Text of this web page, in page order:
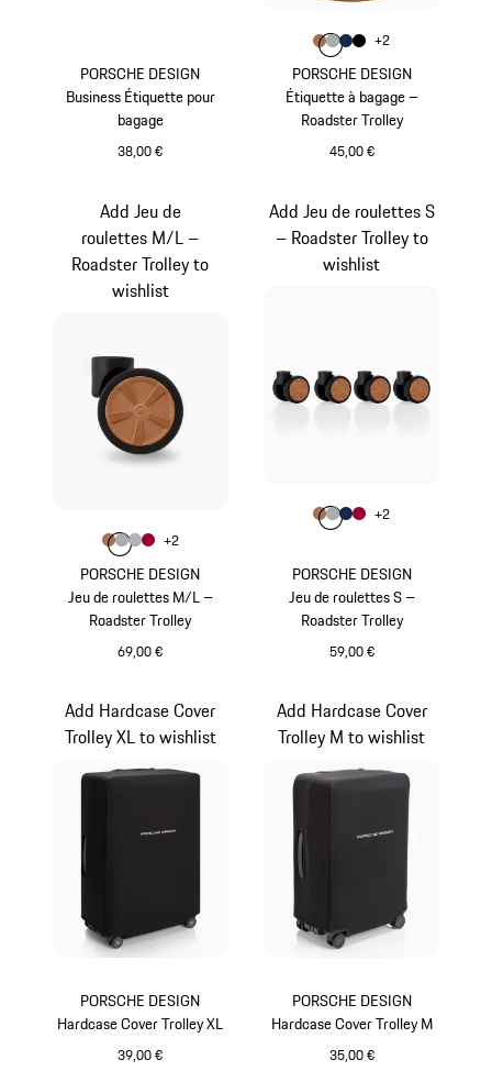
PORSCHE DESIGN
Business Étiquette pour
bagage
38,00 €
PORSCHE DESIGN
Étiquette à bagage –
Roadster Trolley
45,00 €
Couleur
Couleur Cognac
CouleurGris
Couleur
Couleur
+2
PORSCHE DESIGN
Jeu de roulettes M/L –
Roadster Trolley
69,00 €
Add Jeu de
roulettes M/L –
Roadster Trolley to
wishlist
Couleur
Couleur Cognac
CouleurGris
Couleur
Couleur
+2
PORSCHE DESIGN
Jeu de roulettes S –
Roadster Trolley
59,00 €
Add Jeu de roulettes S
– Roadster Trolley to
wishlist
Couleur
Couleur Cognac
CouleurGris
Couleur
Couleur
+2
PORSCHE DESIGN
Hardcase Cover Trolley XL
39,00 €
Add Hardcase Cover
Trolley XL to wishlist
PORSCHE DESIGN
Hardcase Cover Trolley M
35,00 €
Add Hardcase Cover
Trolley M to wishlist